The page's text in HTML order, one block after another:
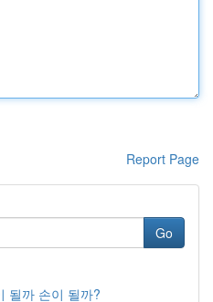
Report Page
Go
될까 손이 될까?